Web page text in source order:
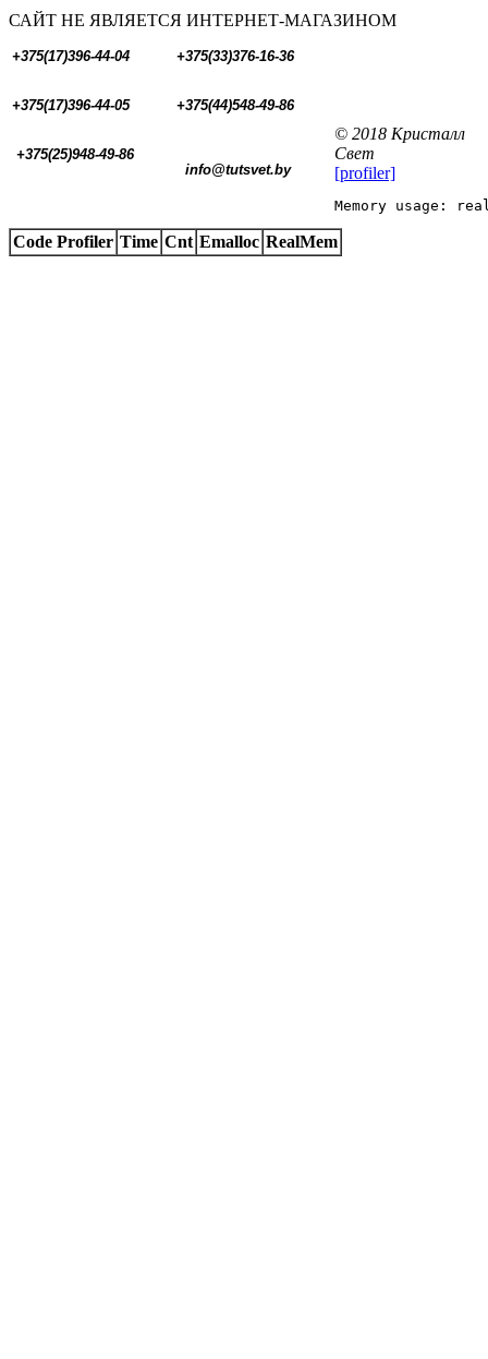
САЙТ НЕ ЯВЛЯЕТСЯ ИНТЕРНЕТ-МАГАЗИНОМ
+375(17)396-44-04 +375(33)376-16-36
+375(17)396-44-05 +375(44)548-49-86
+375(25)948-49-86
  info@tutsvet.by
© 2018 Кристалл
Свет
[profiler]
Memory usage:
Code Profiler Time Cnt Emalloc RealMem